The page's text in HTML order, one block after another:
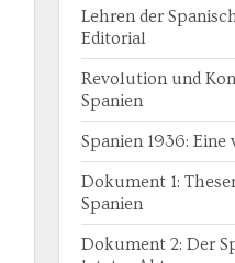
Lehren der
Editorial
Revolution und
Spanien
Spanien 1936:
Dokument 1:
Spanien
Dokument 2: Der